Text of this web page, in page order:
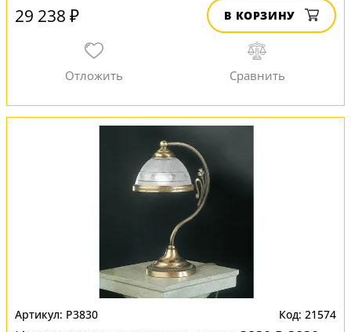
29 238 ₽ В КОРЗИНУ
P3830 21574